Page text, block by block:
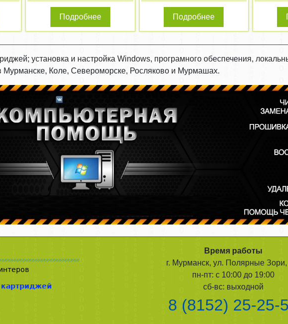
Подробнее Подробнее
установка и настройка Windows, програмного обеспечения,
Мурманске, Коле, Североморске, Росляково и Мурмашах.
картриджей
Время работы
г. Мурманск, ул. Полярные
пн-пт: с 10:00 до 19:00
сб-вс: выходной
8 (8152) 25-25-